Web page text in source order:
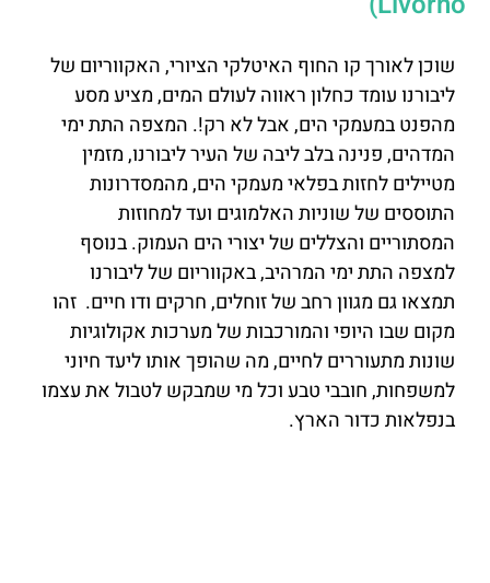
שוכן לאורך קו החוף האיטלקי הציורי, האקווריום של
ליבורנו עומד כחלון ראווה לעולם המים, מציע מסע
מהפנט במעמקי הים, אבל לא רק!. המצפה התת ימי
המדהים, פנינה בלב ליבה של העיר ליבורנו, מזמין
מטיילים לחזות בפלאי מעמקי הים, מהמסדרונות
התוססים של שוניות האלמוגים ועד למחוזות
המסתוריים והצללים של יצורי הים העמוק. בנוסף
למצפה התת ימי המרהיב, באקווריום של ליבורנו
תמצאו גם מגוון רחב של זוחלים, חרקים ודו חיים. זהו
מקום שבו היופי והמורכבות של מערכות אקולוגיות
שונות מתעוררים לחיים, מה שהופך אותו ליעד חיוני
למשפחות, חובבי טבע וכל מי שמבקש לטבול את עצמו
בנפלאות כדור הארץ.